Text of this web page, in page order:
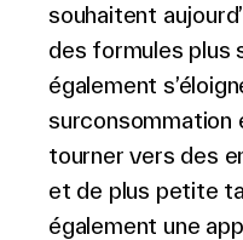
souhaitent
des formules plus
également
surconsommation
tourner vers des
et de plus petite
également une